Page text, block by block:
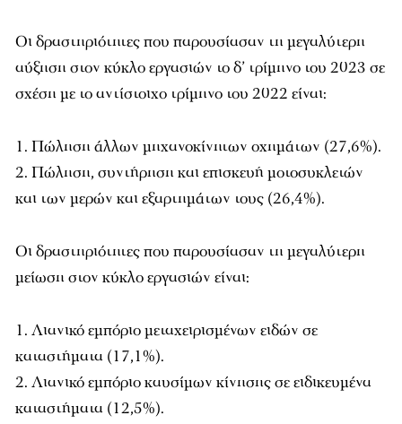
Οι δραστηριότητες που παρουσίασαν τη μεγαλύτερη
αύξηση στον κύκλο εργασιών το δ’ τρίμηνο του 2023 σε
σχέση με το αντίστοιχο τρίμηνο του 2022 είναι:
Πώληση άλλων μηχανοκίνητων οχημάτων (27,6%).
Πώληση, συντήρηση και επισκευή μοτοσυκλετών
και των μερών και εξαρτημάτων τους (26,4%).
Οι δραστηριότητες που παρουσίασαν τη μεγαλύτερη
μείωση στον κύκλο εργασιών είναι:
Λιανικό εμπόριο μεταχειρισμένων ειδών σε
καταστήματα (17,1%).
Λιανικό εμπόριο καυσίμων κίνησης σε ειδικευμένα
καταστήματα (12,5%).